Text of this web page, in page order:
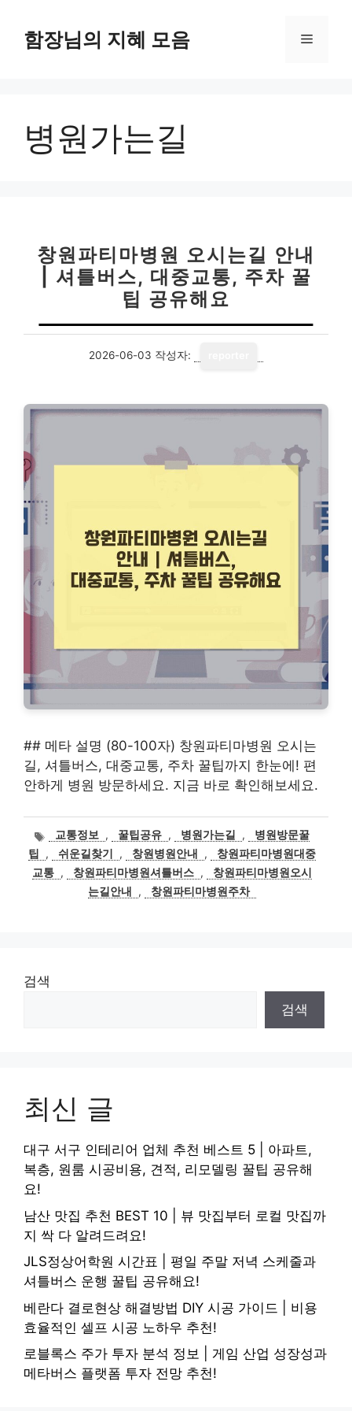
함장님의 지혜 모음 메
병원가는길
창원파티마병원 오시는길 안내
| 셔틀버스, 대중교통, 주차 꿀
팁 공유해요
2026-06-03 작성자:
## 메타 설명 (80-100자) 창원파티마병원 오시는
길, 셔틀버스, 대중교통, 주차 꿀팁까지 한눈에! 편
안하게 병원 방문하세요. 지금 바로 확인해보세요.
태교통정보 , 꿀팁공유 , 병원가는길 ,
병원방문꿀
팁
, 쉬운길찾기 , 창원병원안내 ,
창원파티마병원대중
교통 , 창원파티마병원셔틀버스 ,
창원파티마병원오시
는길안내
, 창원파티마병원주차
검색
검색
최신 글
대구 서구 인테리어 업체 추천 베스트 5 | 아파트,
복층, 원룸 시공비용, 견적, 리모델링 꿀팁 공유해
요!
남산 맛집 추천 BEST 10 | 뷰 맛집부터 로컬 맛집까
지 싹 다 알려드려요!
JLS정상어학원 시간표 | 평일 주말 저녁 스케줄과
셔틀버스 운행 꿀팁 공유해요!
베란다 결로현상 해결방법 DIY 시공 가이드 | 비용
효율적인 셀프 시공 노하우 추천!
로블록스 주가 투자 분석 정보 | 게임 산업 성장성과
메타버스 플랫폼 투자 전망 추천!